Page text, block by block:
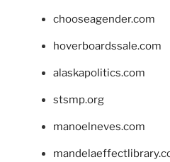
chooseagender.com
hoverboardssale.com
alaskapolitics.com
stsmp.org
manoelneves.com